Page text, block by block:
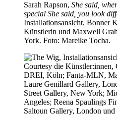
Sarah Rapson, She said,
special She said, you look
Installationsansicht, Bonner
Künstlerin und Maxwell
York. Foto: Mareike Tocha.